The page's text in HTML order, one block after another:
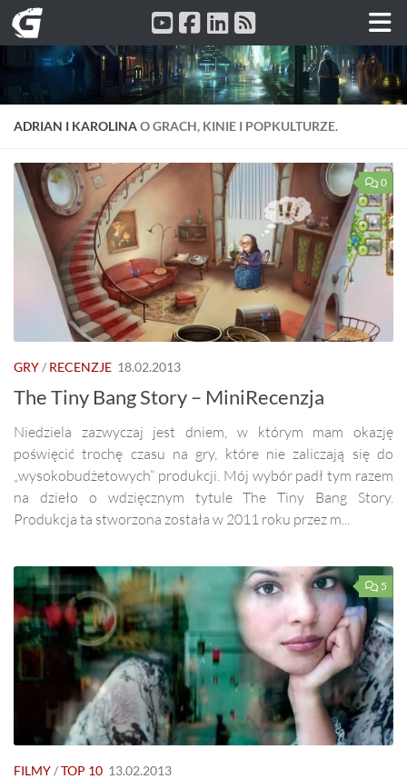
Przeskocz do treści
ADRIAN I KAROLINAO GRACH, KINIE I POPKULTURZE.
0
GRY/ RECENZJE 18.02.2013
The Tiny Bang Story – MiniRecenzja
Niedziela zazwyczaj jest dniem, w którym mam okazję
poświęcić trochę czasu na gry, które nie zaliczają się do
„wysokobudżetowych” produkcji. Mój wybór padł tym razem
na dzieło o wdzięcznym tytule The Tiny Bang Story.
Produkcja ta stworzona została w 2011 roku przez m...
5
FILMY/TOP 10 13.02.2013